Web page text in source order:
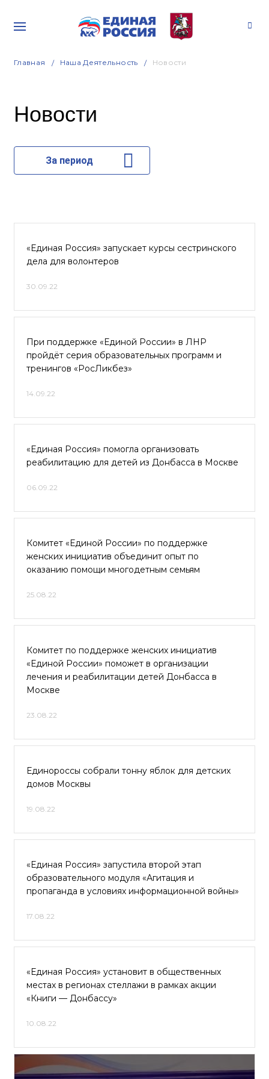
Главная Наша Деятельность Новости
Новости
За период
«Единая Россия» запускает курсы сестринского
дела для волонтеров
30.09.22
При поддержке «Единой России» в ЛНР
пройдёт серия образовательных программ и
тренингов «РосЛикбез»
14.09.22
«Единая Россия» помогла организовать
реабилитацию для детей из Донбасса в Москве
06.09.22
Комитет «Единой России» по поддержке
женских инициатив объединит опыт по
оказанию помощи многодетным семьям
25.08.22
Комитет по поддержке женских инициатив
«Единой России» поможет в организации
лечения и реабилитации детей Донбасса в
Москве
23.08.22
Единороссы собрали тонну яблок для детских
домов Москвы
19.08.22
«Единая Россия» запустила второй этап
образовательного модуля «Агитация и
пропаганда в условиях информационной войны»
17.08.22
«Единая Россия» установит в общественных
местах в регионах стеллажи в рамках акции
«Книги — Донбассу»
10.08.22